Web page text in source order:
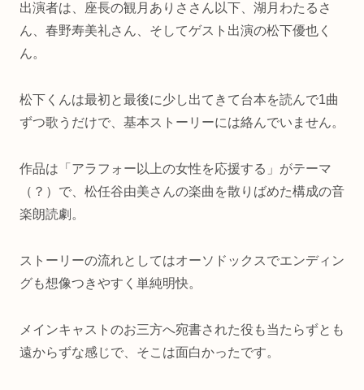
出演者は、座長の観月ありささん以下、湖月わたるさ
ん、春野寿美礼さん、そしてゲスト出演の松下優也く
ん。
松下くんは最初と最後に少し出てきて台本を読んで1曲
ずつ歌うだけで、基本ストーリーには絡んでいません。
作品は「アラフォー以上の女性を応援する」がテーマ
（？）で、松任谷由美さんの楽曲を散りばめた構成の音
楽朗読劇。
ストーリーの流れとしてはオーソドックスでエンディン
グも想像つきやすく単純明快。
メインキャストのお三方へ宛書された役も当たらずとも
遠からずな感じで、そこは面白かったです。